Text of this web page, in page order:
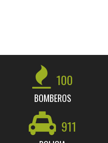
100
BOMBEROS
911